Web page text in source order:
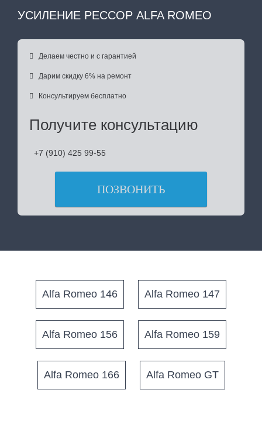
УСИЛЕНИЕ РЕССОР ALFA ROMEO
 Делаем честно и с гарантией
 Дарим скидку 6% на ремонт
 Консультируем бесплатно
Получите консультацию
+7 (910) 425 99-55
ПОЗВОНИТЬ
Alfa Romeo 146 Alfa Romeo 147
Alfa Romeo 156 Alfa Romeo 159
Alfa Romeo 166 Alfa Romeo GT